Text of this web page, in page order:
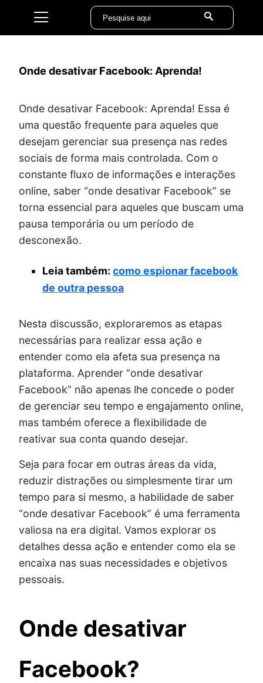
Onde desativar Facebook: Aprenda!
Onde desativar Facebook: Aprenda! Essa é
uma questão frequente para aqueles que
desejam gerenciar sua presença nas redes
sociais de forma mais controlada. Com o
constante fluxo de informações e interações
online, saber “onde desativar Facebook” se
torna essencial para aqueles que buscam uma
pausa temporária ou um período de
desconexão.
Leia também:como espionar facebook
de outra pessoa
Nesta discussão, exploraremos as etapas
necessárias para realizar essa ação e
entender como ela afeta sua presença na
plataforma. Aprender “onde desativar
Facebook” não apenas lhe concede o poder
de gerenciar seu tempo e engajamento online,
mas também oferece a flexibilidade de
reativar sua conta quando desejar.
Seja para focar em outras áreas da vida,
reduzir distrações ou simplesmente tirar um
tempo para si mesmo, a habilidade de saber
“onde desativar Facebook” é uma ferramenta
valiosa na era digital. Vamos explorar os
detalhes dessa ação e entender como ela se
encaixa nas suas necessidades e objetivos
pessoais.
Onde desativar
Facebook?